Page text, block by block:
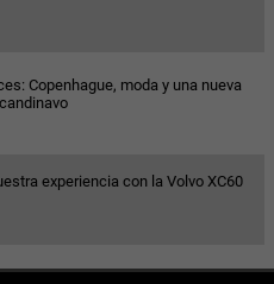
Copenhague, moda y una nueva
experiencia con la Volvo XC60